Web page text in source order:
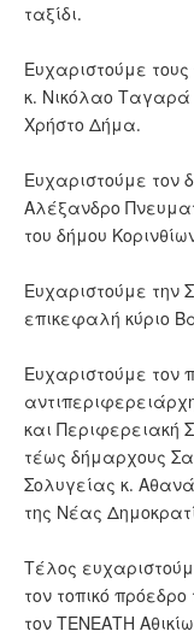
ταξίδι.
Ευχαριστούμε
κ. Νικόλαο Ταγαρά
Χρήστο Δήμα.
Ευχαριστούμε τον
Αλέξανδρο
του δήμου
Ευχαριστούμε την
επικεφαλή κύριο
Ευχαριστούμε τον
και Περιφερειακή
τέως δήμαρχους
Σολυγείας κ.
της Νέας
Τέλος
τον τοπικό πρόεδρο
τον ΤΕΝΕΑΤΗ